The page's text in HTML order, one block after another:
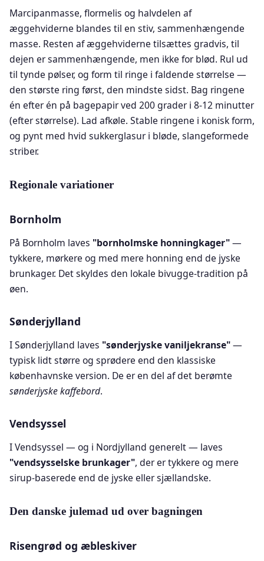
Marcipanmasse, flormelis og halvdelen af
æggehviderne blandes til en stiv, sammenhængende
masse. Resten af æggehviderne tilsættes gradvis, til
dejen er sammenhængende, men ikke for blød. Rul ud
til tynde pølser, og form til ringe i faldende størrelse —
den største ring først, den mindste sidst. Bag ringene
én efter én på bagepapir ved 200 grader i 8-12 minutter
(efter størrelse). Lad afkøle. Stable ringene i konisk form,
og pynt med hvid sukkerglasur i bløde, slangeformede
striber.
Regionale variationer
Bornholm
På Bornholm laves "bornholmske honningkager"—
tykkere, mørkere og med mere honning end de jyske
brunkager. Det skyldes den lokale bivugge-tradition på
øen.
Sønderjylland
I Sønderjylland laves "sønderjyske vaniljekranse"—
typisk lidt større og sprødere end den klassiske
københavnske version. De er en del af det berømte
sønderjyske kaffebord.
Vendsyssel
I Vendsyssel — og i Nordjylland generelt — laves
"vendsysselske brunkager", der er tykkere og mere
sirup-baserede end de jyske eller sjællandske.
Den danske julemad ud over bagningen
Risengrød og æbleskiver